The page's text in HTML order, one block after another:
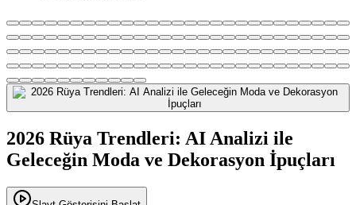
2026 Rüya Trendleri: AI Analizi ile
Geleceğin Moda ve Dekorasyon İpuçları